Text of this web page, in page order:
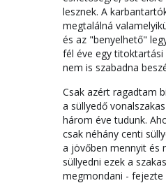
lesznek. A
megtalálná
és az "benyelhető"
fél éve egy
nem is szabadna
Csak azért ragadtam
a süllyedő
három éve tudunk.
csak néhány centi
a jövőben mennyit és
süllyedni ezek a
megmondani - fejezte